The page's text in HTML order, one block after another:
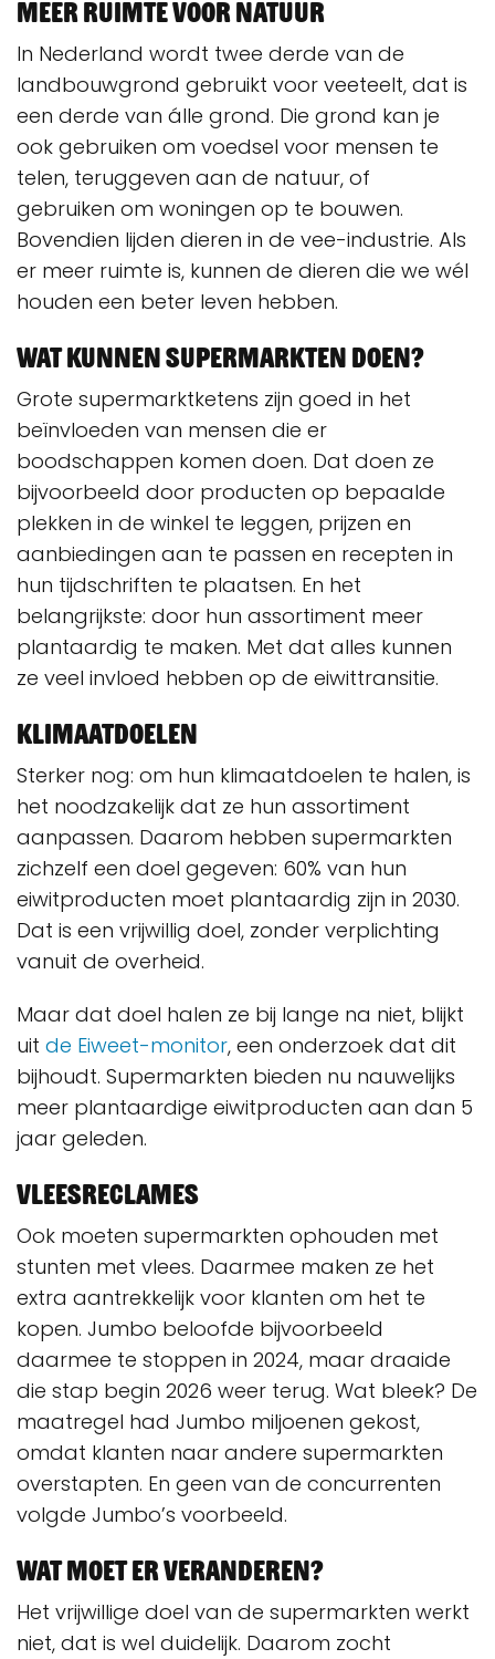
Meer ruimte voor natuur
In Nederland wordt twee derde van de
landbouwgrond gebruikt voor veeteelt, dat is
een derde van álle grond. Die grond kan je
ook gebruiken om voedsel voor mensen te
telen, teruggeven aan de natuur, of
gebruiken om woningen op te bouwen.
Bovendien lijden dieren in de vee-industrie. Als
er meer ruimte is, kunnen de dieren die we wél
houden een beter leven hebben.
Wat kunnen supermarkten doen?
Grote supermarktketens zijn goed in het
beïnvloeden van mensen die er
boodschappen komen doen. Dat doen ze
bijvoorbeeld door producten op bepaalde
plekken in de winkel te leggen, prijzen en
aanbiedingen aan te passen en recepten in
hun tijdschriften te plaatsen. En het
belangrijkste: door hun assortiment meer
plantaardig te maken. Met dat alles kunnen
ze veel invloed hebben op de eiwittransitie.
Klimaatdoelen
Sterker nog: om hun klimaatdoelen te halen, is
het noodzakelijk dat ze hun assortiment
aanpassen. Daarom hebben supermarkten
zichzelf een doel gegeven: 60% van hun
eiwitproducten moet plantaardig zijn in 2030.
Dat is een vrijwillig doel, zonder verplichting
vanuit de overheid.
Maar dat doel halen ze bij lange na niet, blijkt
uit de Eiweet-monitor, een onderzoek dat dit
bijhoudt. Supermarkten bieden nu nauwelijks
meer plantaardige eiwitproducten aan dan 5
jaar geleden.
Vleesreclames
Ook moeten supermarkten ophouden met
stunten met vlees. Daarmee maken ze het
extra aantrekkelijk voor klanten om het te
kopen. Jumbo beloofde bijvoorbeeld
daarmee te stoppen in 2024, maar draaide
die stap begin 2026 weer terug. Wat bleek? De
maatregel had Jumbo miljoenen gekost,
omdat klanten naar andere supermarkten
overstapten. En geen van de concurrenten
volgde Jumbo’s voorbeeld.
Wat moet er veranderen?
Het vrijwillige doel van de supermarkten werkt
niet, dat is wel duidelijk. Daarom zocht